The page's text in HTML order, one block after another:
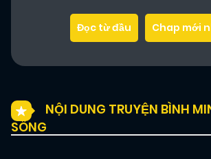
Đọc từ đầu Chap mới
NỘI DUNG TRUYỆN BÌNH
SÔNG